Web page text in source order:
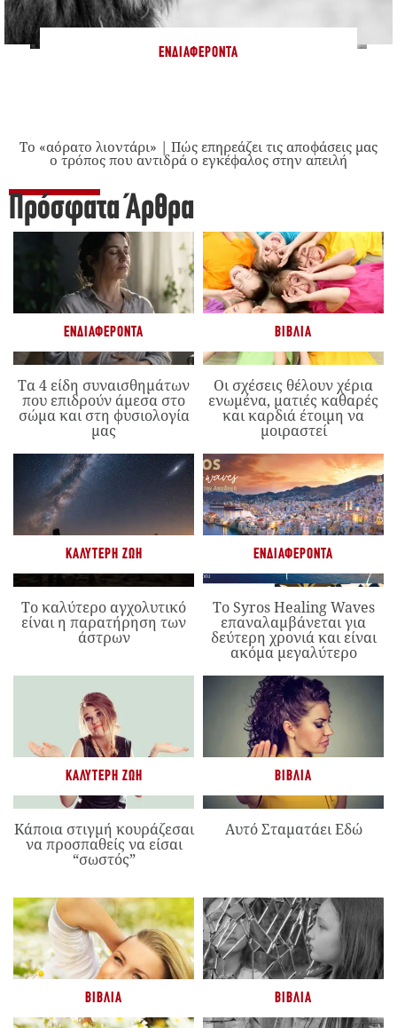
ΕΝΔΙΑΦΈΡΟΝΤΑ
Το «αόρατο λιοντάρι» | Πώς επηρεάζει τις αποφάσεις μας
ο τρόπος που αντιδρά ο εγκέφαλος στην απειλή
Πρόσφατα Άρθρα
ΕΝΔΙΑΦΈΡΟΝΤΑ
Τα 4 είδη συναισθημάτων
που επιδρούν άμεσα στο
σώμα και στη φυσιολογία
μας
ΒΙΒΛΊΑ
Οι σχέσεις θέλουν χέρια
ενωμένα, ματιές καθαρές
και καρδιά έτοιμη να
μοιραστεί
ΚΑΛΎΤΕΡΗ ΖΩΉ
Το καλύτερο αγχολυτικό
είναι η παρατήρηση των
άστρων
ΕΝΔΙΑΦΈΡΟΝΤΑ
Το Syros Healing Waves
επαναλαμβάνεται για
δεύτερη χρονιά και είναι
ακόμα μεγαλύτερο
ΚΑΛΎΤΕΡΗ ΖΩΉ
Κάποια στιγμή κουράζεσαι
να προσπαθείς να είσαι
“σωστός”
ΒΙΒΛΊΑ
Αυτό Σταματάει Εδώ
ΒΙΒΛΊΑ ΒΙΒΛΊΑ